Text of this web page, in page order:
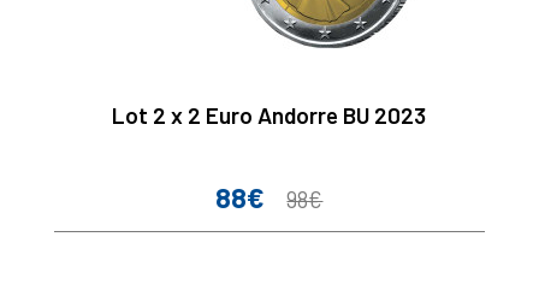
Lot 2 x 2 Euro Andorre BU 2023
Prix
88€
Prix
98€